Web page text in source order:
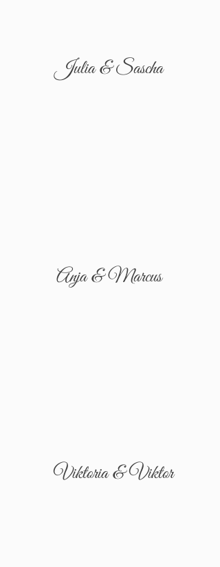
Julia & Sascha
Anja & Marcus
Viktoria & Viktor